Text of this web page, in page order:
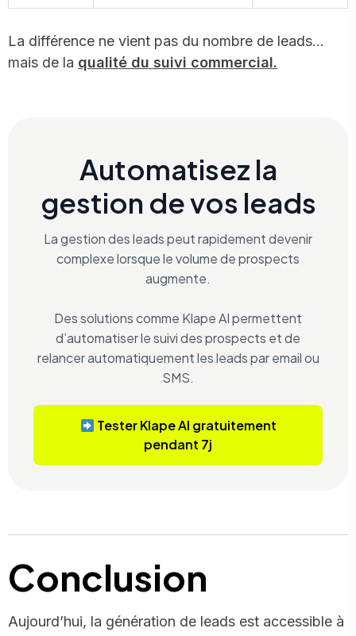
La différence ne vient pas du nombre de leads…
mais de la qualité du suivi commercial.
Automatisez la
gestion de vos leads
La gestion des leads peut rapidement devenir
complexe lorsque le volume de prospects
augmente.
Des solutions comme Klape AI permettent
d’automatiser le suivi des prospects et de
relancer automatiquement les leads par email ou
SMS.
Tester Klape AI gratuitement
pendant 7j
Conclusion
Aujourd’hui, la génération de leads est accessible à